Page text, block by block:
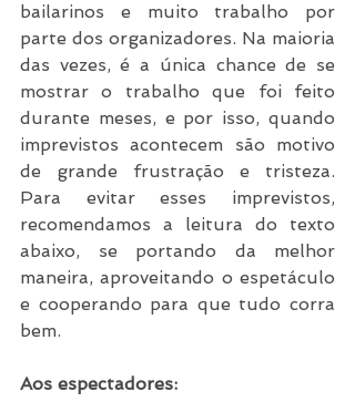
bailarinos e muito trabalho por
parte dos organizadores. Na maioria
das vezes, é a única chance de se
mostrar o trabalho que foi feito
durante meses, e por isso, quando
imprevistos acontecem são motivo
de grande frustração e tristeza.
Para evitar esses imprevistos,
recomendamos a leitura do texto
abaixo, se portando da melhor
maneira, aproveitando o espetáculo
e cooperando para que tudo corra
bem.
Aos espectadores: